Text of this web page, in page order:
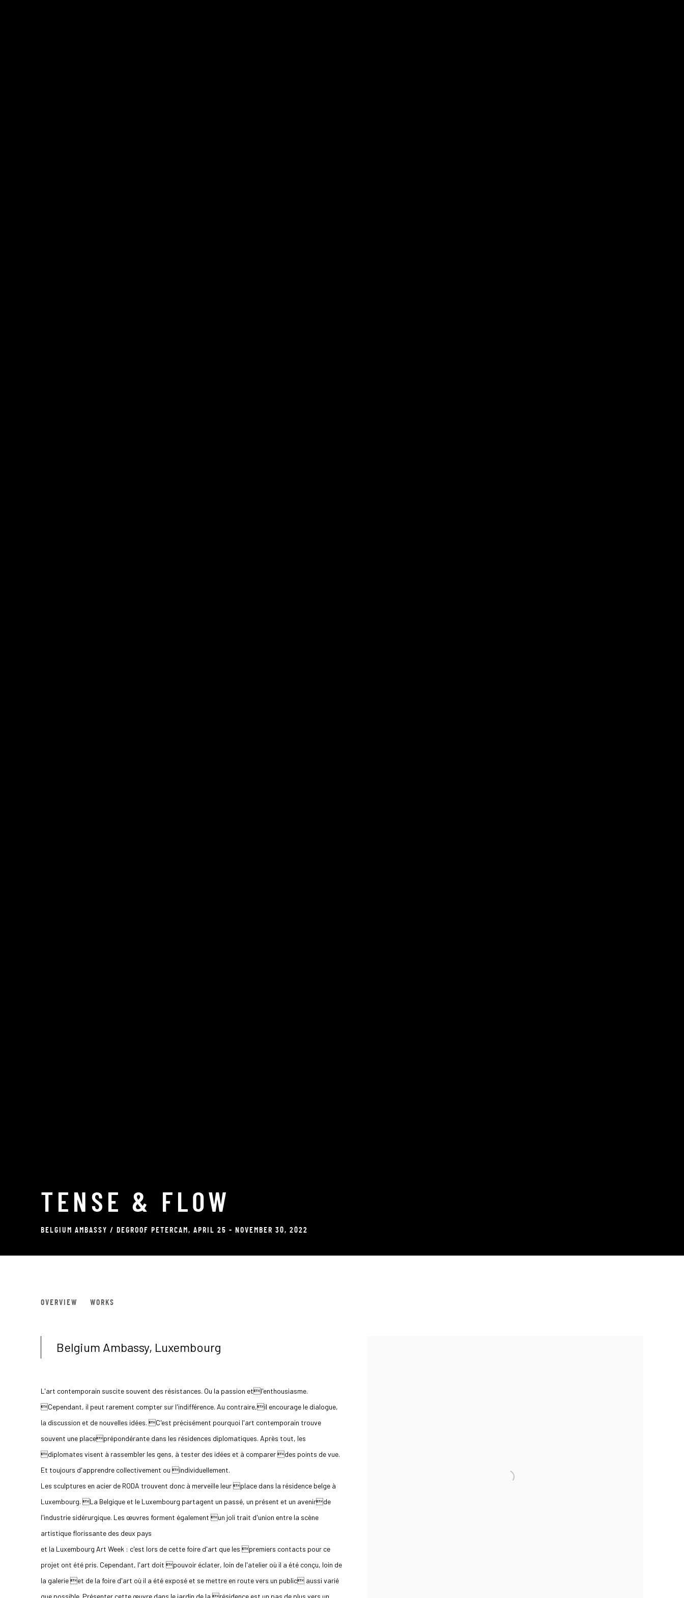
TENSE & FLOW
BELGIUM AMBASSY / DEGROOF PETERCAM , APRIL 25 - NOVEMBER 30, 2022
TENSE & FLOW
OVERVIEW WORKS
Belgium Ambassy, Luxembourg
L'art contemporain suscite souvent des résistances. Ou la passion etl'enthousiasme.
Cependant, il peut rarement compter sur l'indifférence. Au contraire,il encourage le dialogue,
la discussion et de nouvelles idées. C'est précisément pourquoi l'art contemporain trouve
souvent une placeprépondérante dans les résidences diplomatiques. Après tout, les
diplomates visent à rassembler les gens, à tester des idées et à comparer des points de vue.
Et toujours d'apprendre collectivement ou individuellement.
Les sculptures en acier de RODA trouvent donc à merveille leur place dans la résidence belge à
Luxembourg. La Belgique et le Luxembourg partagent un passé, un présent et un avenirde
l'industrie sidérurgique. Les œuvres forment également un joli trait d'union entre la scène
artistique florissante des deux pays
et la Luxembourg Art Week : c'est lors de cette foire d'art que les premiers contacts pour ce
projet ont été pris. Cependant, l'art doit pouvoir éclater, loin de l'atelier où il a été conçu, loin de
la galerie et de la foire d'art où il a été exposé et se mettre en route vers un public aussi varié
que possible. Présenter cette œuvre dans le jardin de la résidence est un pas de plus vers un